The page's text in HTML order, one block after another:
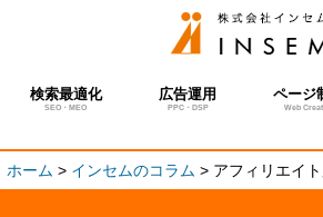
検索最適化
SEO・MEO
広告運用
PPC・DSP
ページ
Web
ホーム > インセムのコラム > アフィリエイ